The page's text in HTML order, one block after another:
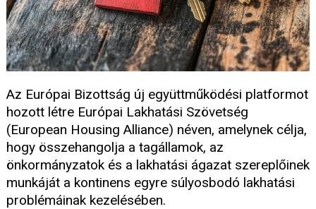
Az Európai Bizottság új együttműködési platformot
hozott létre Európai Lakhatási Szövetség
(European Housing Alliance) néven, amelynek célja,
hogy összehangolja a tagállamok, az
önkormányzatok és a lakhatási ágazat szereplőinek
munkáját a kontinens egyre súlyosbodó lakhatási
problémáinak kezelésében.